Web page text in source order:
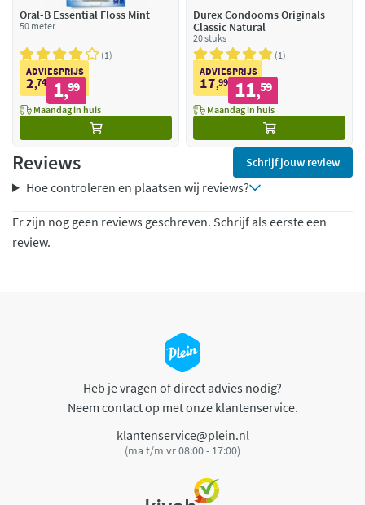
Oral-B Essential Floss Mint
50 meter
1
ADVIESPRIJS
2,74 1,99
Maandag in huis
Durex Condooms Originals
Classic Natural
20 stuks
1
ADVIESPRIJS
17,99 11,59
Maandag in huis
Reviews Schrijf jouw review
Hoe controleren en plaatsen wij reviews?
Er zijn nog geen reviews geschreven. Schrijf als eerste een
review.
Heb je vragen of direct advies nodig?
Neem contact op met onze klantenservice.
klantenservice@plein.nl
(ma t/m vr 08:00 - 17:00)